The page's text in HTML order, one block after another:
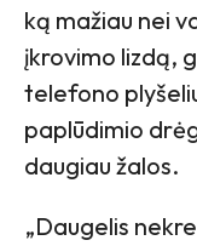
ką mažiau nei
įkrovimo lizdą,
telefono
paplūdimio
daugiau žalos.
„Daugelis